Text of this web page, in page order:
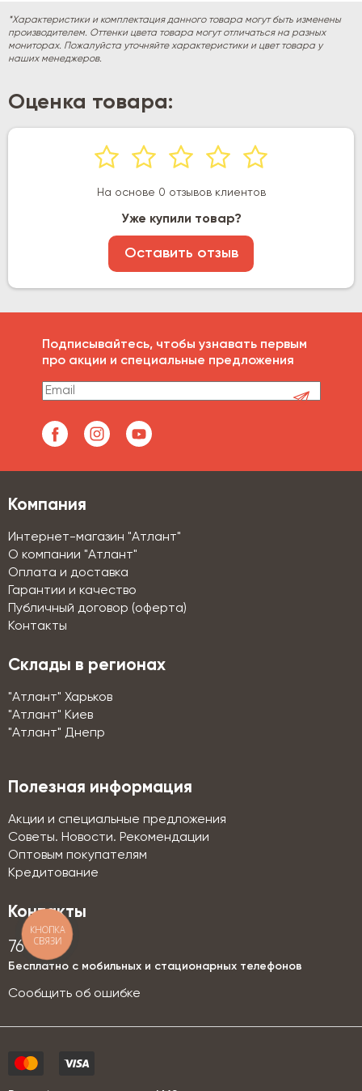
*Характеристики и комплектация данного товара могут быть изменены
производителем. Оттенки цвета товара могут отличаться на разных
мониторах. Пожалуйста уточняйте характеристики и цвет товара у
наших менеджеров.
Оценка товара:
На основе 0 отзывов клиентов
Уже купили товар?
Оставить отзыв
Подписывайтесь, чтобы узнавать первым
про акции и специальные предложения
Компания
Интернет-магазин "Атлант"
О компании "Атлант"
Оплата и доставка
Гарантии и качество
Публичный договор (оферта)
Контакты
Склады в регионах
"Атлант" Харьков
"Атлант" Киев
"Атлант" Днепр
Полезная информация
Акции и специальные предложения
Советы. Новости. Рекомендации
Оптовым покупателям
Кредитование
Контакты
76-76
Бесплатно с мобильных и стационарных телефонов
Сообщить об ошибке
КНОПКА
СВЯЗИ